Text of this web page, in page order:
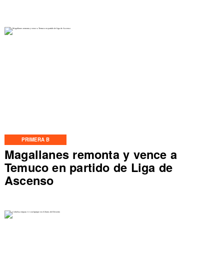
PRIMERA B
Magallanes remonta y vence a
Temuco en partido de Liga de
Ascenso